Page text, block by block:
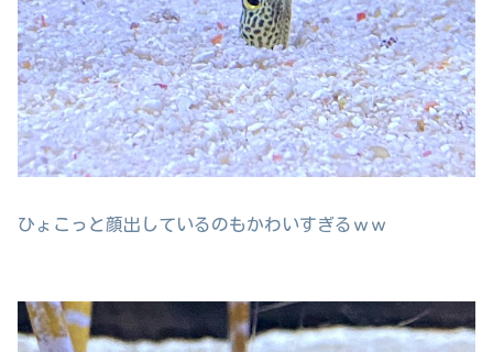
ひょこっと顔出しているのもかわいすぎるｗｗ